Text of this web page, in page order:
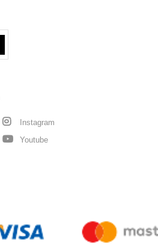
Instagram
Youtube